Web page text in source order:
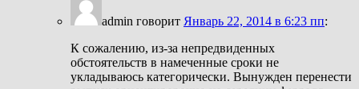
admin говорит Январь 22, 2014 в 6:23 пп:
К сожалению, из-за непредвиденных
обстоятельств в намеченные сроки не
укладываюсь категорически. Вынужден перенести